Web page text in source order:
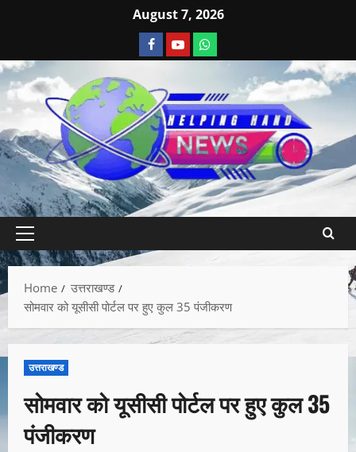
August 7, 2026
Home
उत्तराखण्ड
सोमवार को यूसीसी पोर्टल पर हुए कुल 35 पंजीकरण
उत्तराखण्ड
सोमवार को यूसीसी पोर्टल पर हुए कुल 35
पंजीकरण